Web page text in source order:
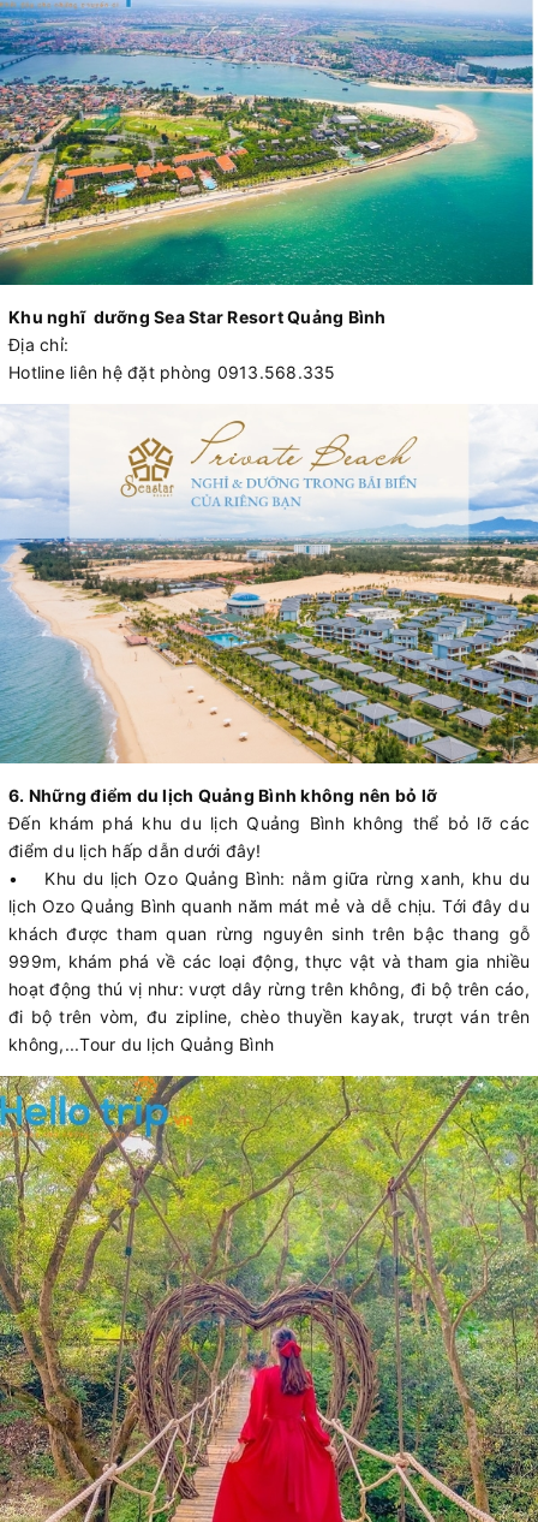
Khu nghĩ dưỡng Sea Star Resort Quảng Bình
Địa chỉ:
Hotline liên hệ đặt phòng 0913.568.335
6. Những điểm du lịch Quảng Bình không nên bỏ lỡ
Đến khám phá khu du lịch Quảng Bình không thể bỏ lỡ các
điểm du lịch hấp dẫn dưới đây!
• Khu du lịch Ozo Quảng Bình: nằm giữa rừng xanh, khu du
lịch Ozo Quảng Bình quanh năm mát mẻ và dễ chịu. Tới đây du
khách được tham quan rừng nguyên sinh trên bậc thang gỗ
999m, khám phá về các loại động, thực vật và tham gia nhiều
hoạt động thú vị như: vượt dây rừng trên không, đi bộ trên cáo,
đi bộ trên vòm, đu zipline, chèo thuyền kayak, trượt ván trên
không,...Tour du lịch Quảng Bình